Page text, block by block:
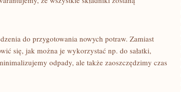
do przygotowania nowych⁣ potraw. ⁣Zamiast
się, ‌jak można je wykorzystać np. do sałatki,
odpady, ale także zaoszczędzimy czas